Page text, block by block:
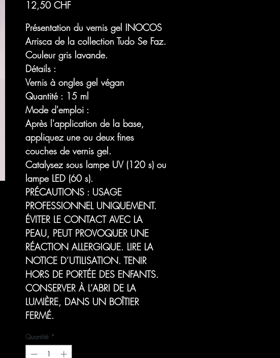
12,50 CHFPrix
Présentation du vernis gel INOCOS
Arrisca de la collection Tudo Se Faz.
Couleur gris lavande.
Détails :
Vernis à ongles gel végan
Quantité : 15 ml
Mode d'emploi :
Après l'application de la base,
appliquez une ou deux fines
couches de vernis gel.
Catalysez sous lampe UV (120 s) ou
lampe LED (60 s).
PRÉCAUTIONS : USAGE
PROFESSIONNEL UNIQUEMENT.
ÉVITER LE CONTACT AVEC LA
PEAU, PEUT PROVOQUER UNE
RÉACTION ALLERGIQUE. LIRE LA
NOTICE D’UTILISATION. TENIR
HORS DE PORTÉE DES ENFANTS.
CONSERVER À L’ABRI DE LA
LUMIÈRE, DANS UN BOÎTIER
FERMÉ.
Quantité *